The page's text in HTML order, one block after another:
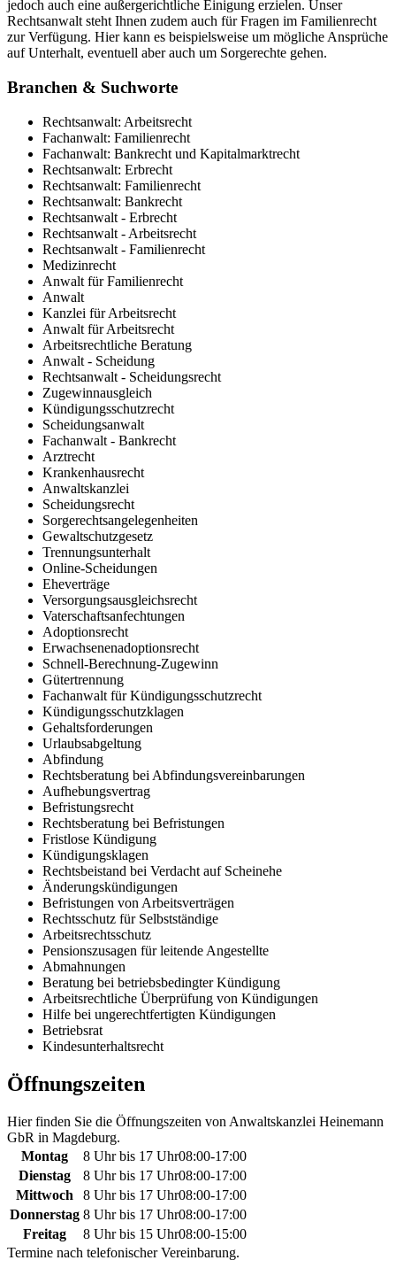
jedoch auch eine außergerichtliche Einigung erzielen. Unser
Rechtsanwalt steht Ihnen zudem auch für Fragen im Familienrecht
zur Verfügung. Hier kann es beispielsweise um mögliche Ansprüche
auf Unterhalt, eventuell aber auch um Sorgerechte gehen.
Branchen & Suchworte
Rechtsanwalt: Arbeitsrecht
Fachanwalt: Familienrecht
Fachanwalt: Bankrecht und Kapitalmarktrecht
Rechtsanwalt: Erbrecht
Rechtsanwalt: Familienrecht
Rechtsanwalt: Bankrecht
Rechtsanwalt - Erbrecht
Rechtsanwalt - Arbeitsrecht
Rechtsanwalt - Familienrecht
Medizinrecht
Anwalt für Familienrecht
Anwalt
Kanzlei für Arbeitsrecht
Anwalt für Arbeitsrecht
Arbeitsrechtliche Beratung
Anwalt - Scheidung
Rechtsanwalt - Scheidungsrecht
Zugewinnausgleich
Kündigungsschutzrecht
Scheidungsanwalt
Fachanwalt - Bankrecht
Arztrecht
Krankenhausrecht
Anwaltskanzlei
Scheidungsrecht
Sorgerechtsangelegenheiten
Gewaltschutzgesetz
Trennungsunterhalt
Online-Scheidungen
Eheverträge
Versorgungsausgleichsrecht
Vaterschaftsanfechtungen
Adoptionsrecht
Erwachsenenadoptionsrecht
Schnell-Berechnung-Zugewinn
Gütertrennung
Fachanwalt für Kündigungsschutzrecht
Kündigungsschutzklagen
Gehaltsforderungen
Urlaubsabgeltung
Abfindung
Rechtsberatung bei Abfindungsvereinbarungen
Aufhebungsvertrag
Befristungsrecht
Rechtsberatung bei Befristungen
Fristlose Kündigung
Kündigungsklagen
Rechtsbeistand bei Verdacht auf Scheinehe
Änderungskündigungen
Befristungen von Arbeitsverträgen
Rechtsschutz für Selbstständige
Arbeitsrechtsschutz
Pensionszusagen für leitende Angestellte
Abmahnungen
Beratung bei betriebsbedingter Kündigung
Arbeitsrechtliche Überprüfung von Kündigungen
Hilfe bei ungerechtfertigten Kündigungen
Betriebsrat
Kindesunterhaltsrecht
Öffnungszeiten
Hier finden Sie die Öffnungszeiten von Anwaltskanzlei Heinemann
GbR in Magdeburg.
Montag
8 Uhr bis 17 Uhr08:00-17:00
Dienstag
8 Uhr bis 17 Uhr08:00-17:00
Mittwoch
8 Uhr bis 17 Uhr08:00-17:00
Donnerstag 8 Uhr bis 17 Uhr08:00-17:00
Freitag
8 Uhr bis 15 Uhr08:00-15:00
Termine nach telefonischer Vereinbarung.